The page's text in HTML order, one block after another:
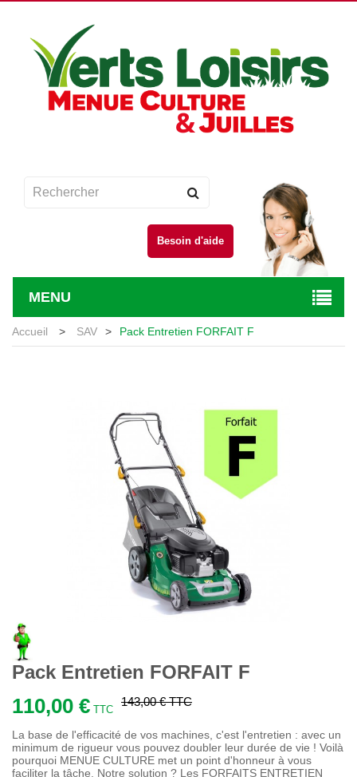
Besoin d'aide
MENU
Accueil > SAV > Pack Entretien FORFAIT F
Pack Entretien FORFAIT F
110,00 € TTC
143,00 €TTC
La base de l'efficacité de vos machines, c'est l'entretien : avec un
minimum de rigueur vous pouvez doubler leur durée de vie ! Voilà
pourquoi MENUE CULTURE met un point d'honneur à vous
faciliter la tâche. Notre solution ? Les FORFAITS ENTRETIEN